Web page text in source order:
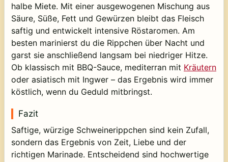
halbe Miete. Mit einer ausgewogenen Mischung aus
Säure, Süße, Fett und Gewürzen bleibt das Fleisch
saftig und entwickelt intensive Röstaromen. Am
besten marinierst du die Rippchen über Nacht und
garst sie anschließend langsam bei niedriger Hitze.
Ob klassisch mit BBQ-Sauce, mediterran mit Kräutern
oder asiatisch mit Ingwer – das Ergebnis wird immer
köstlich, wenn du Geduld mitbringst.
Fazit
Saftige, würzige Schweinerippchen sind kein Zufall,
sondern das Ergebnis von Zeit, Liebe und der
richtigen Marinade. Entscheidend sind hochwertige